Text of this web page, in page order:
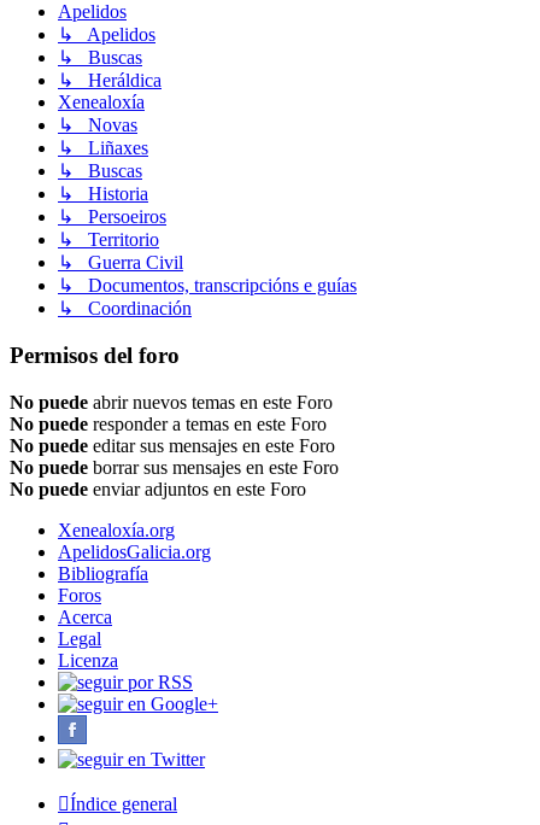
Apelidos
↳ Apelidos
↳ Buscas
↳ Heráldica
Xenealoxía
↳ Novas
↳ Liñaxes
↳ Buscas
↳ Historia
↳ Persoeiros
↳ Territorio
↳ Guerra Civil
↳ Documentos, transcripcións e guías
↳ Coordinación
Permisos del foro
No puede abrir nuevos temas en este Foro
No puede responder a temas en este Foro
No puede editar sus mensajes en este Foro
No puede borrar sus mensajes en este Foro
No puede enviar adjuntos en este Foro
Xenealoxía.org
ApelidosGalicia.org
Bibliografía
Foros
Acerca
Legal
Licenza
Índice general